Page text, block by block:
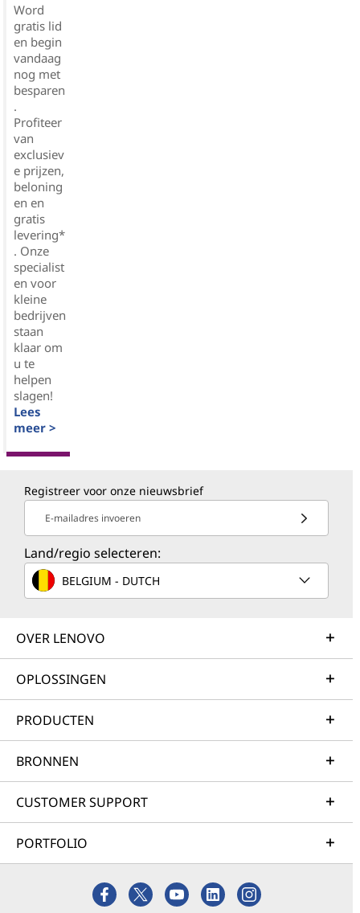
Word
gratis lid
en begin
vandaag
nog met
besparen
.
Profiteer
van
exclusiev
e prijzen,
beloning
en en
gratis
levering*
. Onze
specialist
en voor
kleine
bedrijven
staan
klaar om
u te
helpen
slagen!
Lees
meer >
Registreer voor onze nieuwsbrief
E-mailadres invoeren
Land/regio selecteren:
BELGIUM - DUTCH
OVER LENOVO
OPLOSSINGEN
PRODUCTEN
BRONNEN
CUSTOMER SUPPORT
PORTFOLIO